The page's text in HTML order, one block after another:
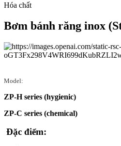
Hóa chất
Bơm bánh răng inox
Model:
ZP-H series (hygienic)
ZP-C series (chemical)
Đặc điểm: